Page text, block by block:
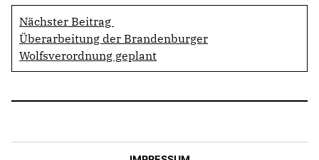
Nächster Beitrag
Überarbeitung der Brandenburger
Wolfsverordnung geplant